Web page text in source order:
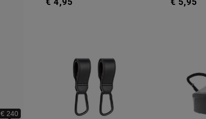
€ 240